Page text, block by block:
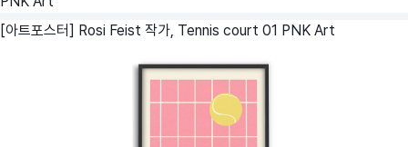
[아트포스터] Rosi Feist 작가, Tennis court 01 PNK Art